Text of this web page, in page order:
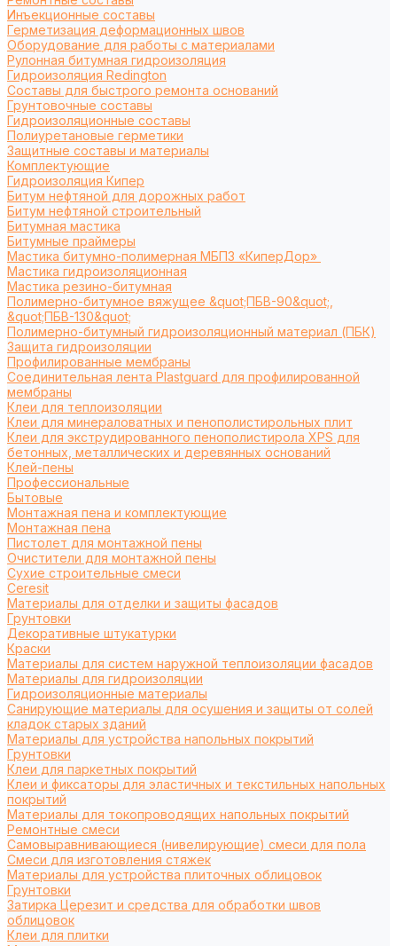
Инъекционные составы
Герметизация деформационных швов
Оборудование для работы с материалами
Рулонная битумная гидроизоляция
Гидроизоляция Redington
Составы для быстрого ремонта оснований
Грунтовочные составы
Гидроизоляционные составы
Полиуретановые герметики
Защитные составы и материалы
Комплектующие
Гидроизоляция Кипер
Битум нефтяной для дорожных работ
Битум нефтяной строительный
Битумная мастика
Битумные праймеры
Мастика битумно-полимерная МБПЗ «КиперДор»
Мастика гидроизоляционная
Мастика резино-битумная
Полимерно-битумное вяжущее &quot;ПБВ-90&quot;,
&quot;ПБВ-130&quot;
Полимерно-битумный гидроизоляционный материал (ПБК)
Защита гидроизоляции
Профилированные мембраны
Соединительная лента Plastguard для профилированной
мембраны
Клеи для теплоизоляции
Клеи для минераловатных и пенополистирольных плит
Клеи для экструдированного пенополистирола XPS для
бетонных, металлических и деревянных оснований
Клей-пены
Профессиональные
Бытовые
Монтажная пена и комплектующие
Монтажная пена
Пистолет для монтажной пены
Очистители для монтажной пены
Сухие строительные смеси
Ceresit
Материалы для отделки и защиты фасадов
Грунтовки
Декоративные штукатурки
Краски
Материалы для систем наружной теплоизоляции фасадов
Материалы для гидроизоляции
Гидроизоляционные материалы
Санирующие материалы для осушения и защиты от солей
кладок старых зданий
Материалы для устройства напольных покрытий
Грунтовки
Клеи для паркетных покрытий
Клеи и фиксаторы для эластичных и текстильных напольных
покрытий
Материалы для токопроводящих напольных покрытий
Ремонтные смеси
Самовыравнивающиеся (нивелирующие) смеси для пола
Смеси для изготовления стяжек
Материалы для устройства плиточных облицовок
Грунтовки
Затирка Церезит и средства для обработки швов
облицовок
Клеи для плитки